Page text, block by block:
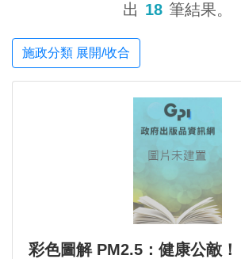
出 18 筆結果。
施政分類 展開/收合
彩色圖解 PM2.5：健康公敵！